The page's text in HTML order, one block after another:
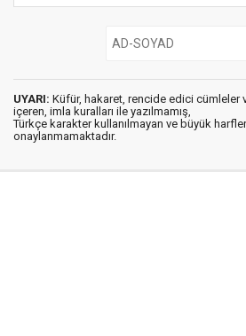
UYARI: Küfür, hakaret, rencide edici cümleler
içeren, imla kuralları ile yazılmamış,
Türkçe karakter kullanılmayan ve büyük
onaylanmamaktadır.